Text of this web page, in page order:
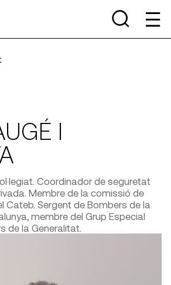
I
Coordinador de seguretat
Membre de la comissió de
Cateb. Sergent de Bombers de la
membre del Grup Especial
de la Generalitat.